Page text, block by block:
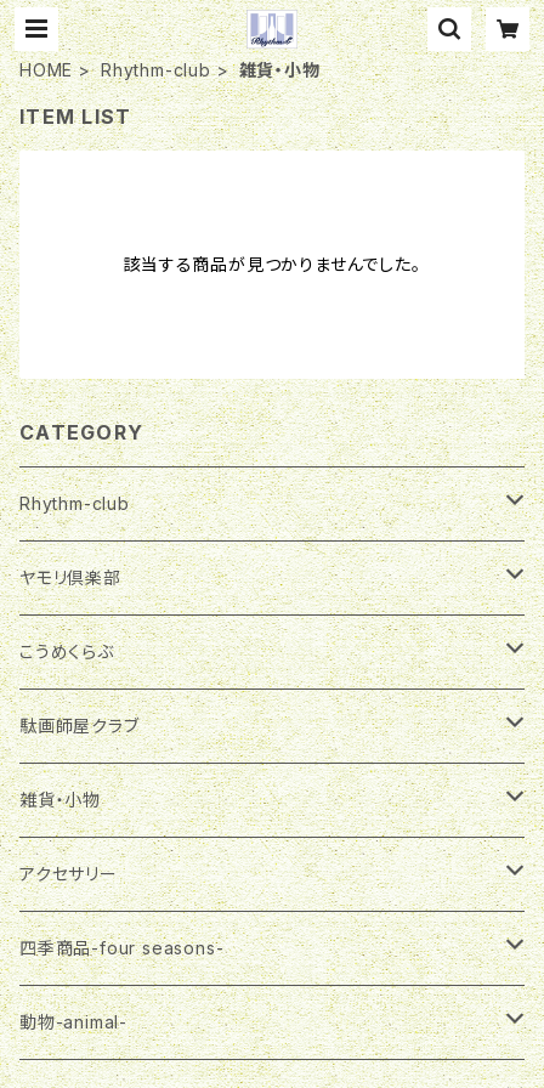
HOME Rhythm-club 雑貨・小物
ITEM LIST
該当する商品が見つかりませんでした。
CATEGORY
Rhythm-club
季節商品
グラスランタン
ランプシェード
雑貨・小物
マグネット
一筆箋
布製品
エコバッグ
ランチバッグ
マスク
３wayバッグ
Tシャツ
アクセサリー
ピアス
ネックレス
ブローチ
ヤモリ倶楽部
マグネット
ブローチ
バッグチャーム
缶バッジ
布製品
エコバッグ
こうめくらぶ
アクセサリー
ピアス
ネックレス
雑貨・小物
プチバッグ
飾りボタン
駄画師屋クラブ
おばさま
大五郎
さる郎
フラガール
雑貨・小物
ステーショナリー
マグネット
一筆箋
プチバッグ
エコバッグ
トートバッグ
３wayバッグ
アクセサリー
ピアス
ネックレス
四季商品-four seasons-
春-spring-
動物-animal-